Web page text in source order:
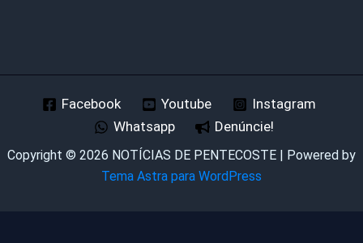
Facebook Youtube
Instagram
Whatsapp
Denúncie!
Copyright © 2026 NOTÍCIAS DE PENTECOSTE | Powered by
Tema Astra para WordPress